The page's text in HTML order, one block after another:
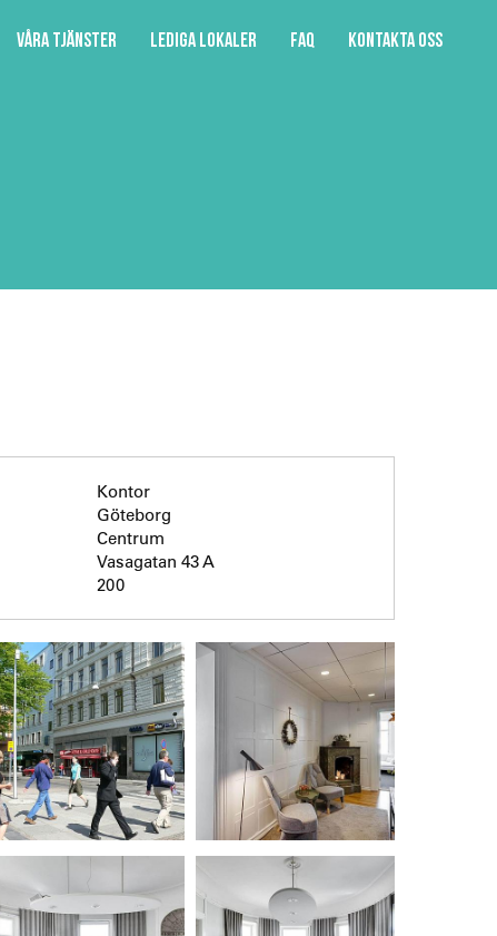
Våra tjänster Lediga lokaler FAQ Kontakta oss
Kontor
Göteborg
Centrum
Vasagatan 43 A
200